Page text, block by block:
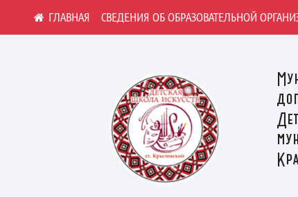
СВЕДЕНИЯ ОБ ОБРАЗОВАТЕЛЬНОЙ